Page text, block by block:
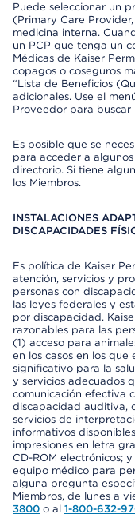
Puede seleccionar un
(Primary Care
medicina interna.
un PCP que tenga un
Médicas de Kaiser
copagos o coseguros
“Lista de Beneficios
adicionales. Use el
Proveedor para buscar
Es posible que se
para acceder a
directorio. Si tiene
los Miembros.
INSTALACIONES
DISCAPACIDADES
Es política de Kaiser
atención, servicios y
personas con
las leyes federales y
por discapacidad.
razonables para las
(1) acceso para
en los casos en los
significativo para la
y servicios adecuados
comunicación efectiva
discapacidad auditiva,
servicios de
informativos
impresiones en letra
CD-ROM electrónicos;
equipo médico para
alguna pregunta
Miembros, de lunes a
3800 o al 1-800-632-